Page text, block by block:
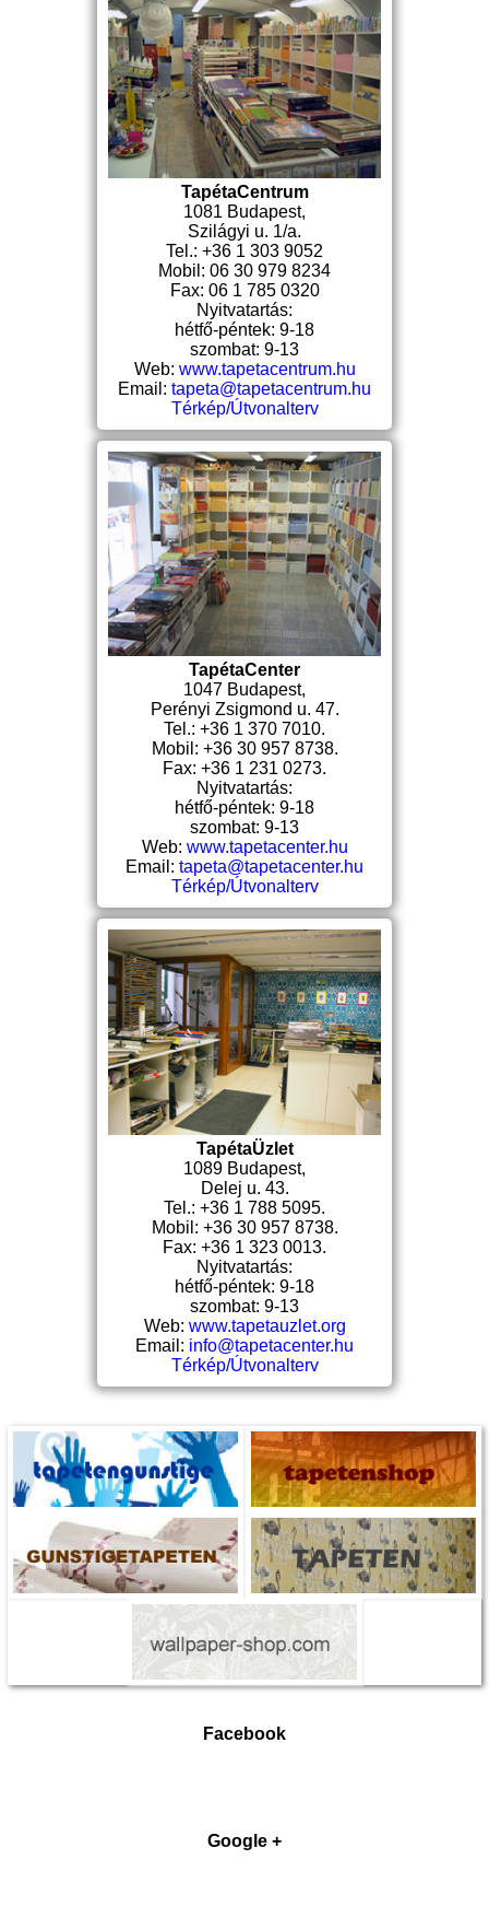
TapétaCentrum
1081 Budapest,
Szilágyi u. 1/a.
Tel.: +36 1 303 9052
Mobil: 06 30 979 8234
Fax: 06 1 785 0320
Nyitvatartás:
hétfő-péntek: 9-18
szombat: 9-13
Web: www.tapetacentrum.hu
Email: tapeta@tapetacentrum.hu
Térkép/Útvonalterv
TapétaCenter
1047 Budapest,
Perényi Zsigmond u. 47.
Tel.: +36 1 370 7010.
Mobil: +36 30 957 8738.
Fax: +36 1 231 0273.
Nyitvatartás:
hétfő-péntek: 9-18
szombat: 9-13
Web: www.tapetacenter.hu
Email: tapeta@tapetacenter.hu
Térkép/Útvonalterv
TapétaÜzlet
1089 Budapest,
Delej u. 43.
Tel.: +36 1 788 5095.
Mobil: +36 30 957 8738.
Fax: +36 1 323 0013.
Nyitvatartás:
hétfő-péntek: 9-18
szombat: 9-13
Web: www.tapetauzlet.org
Email: info@tapetacenter.hu
Térkép/Útvonalterv
Facebook
Google +